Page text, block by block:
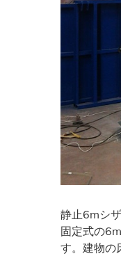
静止6mシ
固定式の
す。建物の